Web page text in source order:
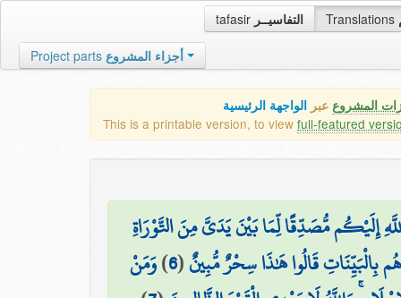
tafasir التفاسيــر Translations
Project parts أجزاء المشروع
المشروع عبر الواجهة الرئيسية
This is a printable version, to view full-featured
إِلَيْكُم مُّصَدِّقًا لِّمَا بَيْنَ يَدَيَّ مِنَ التَّوْرَاةِ
بِالْبَيِّنَاتِ قَالُوا هَٰذَا سِحْرٌ مُّبِينٌ(
6
)وَمَنْ